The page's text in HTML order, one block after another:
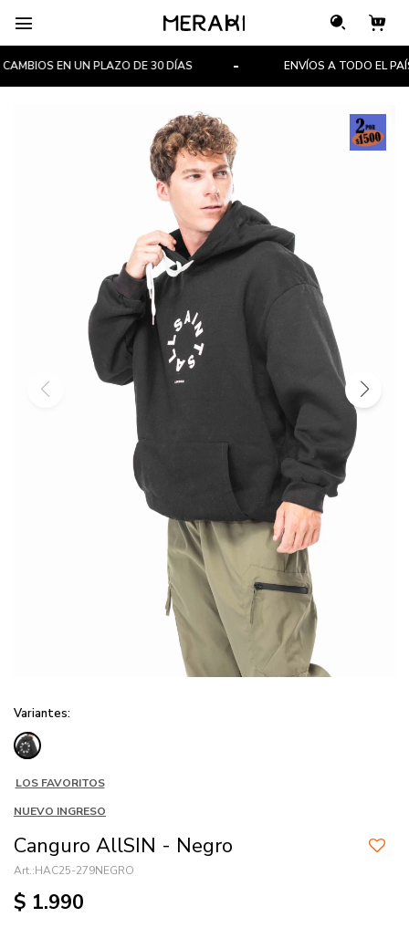

EN UN PLAZO DE 30 DÍAS ENVÍOS A TODO EL PAÍS
LOS FAVORITOS
NUEVO INGRESO
Canguro AllSIN - Negro
HAC25-279NEGRO
$ 1.990
Variantes: